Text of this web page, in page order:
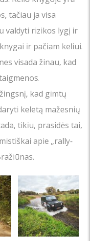
tačiau ja visa
valdyti rizikos lygį ir
ir pačiam keliui.
visada žinau, kad
kad gimtų
keletą mažesnių
tikiu, prasidės tai,
apie „rally-